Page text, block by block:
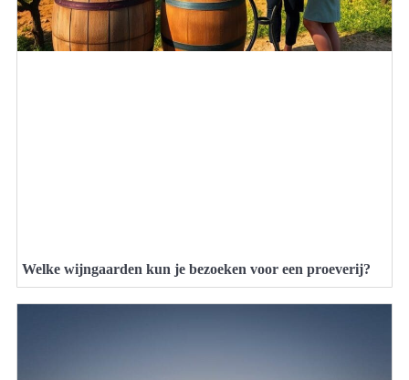
Welke wijngaarden kun je bezoeken voor een proeverij?